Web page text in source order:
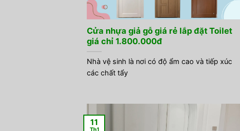
Cửa nhựa giả gỗ giá rẻ lắp đặt Toilet
giá chỉ 1.800.000đ
Nhà vệ sinh là nơi có độ ẩm cao và tiếp xúc
các chất tẩy
11